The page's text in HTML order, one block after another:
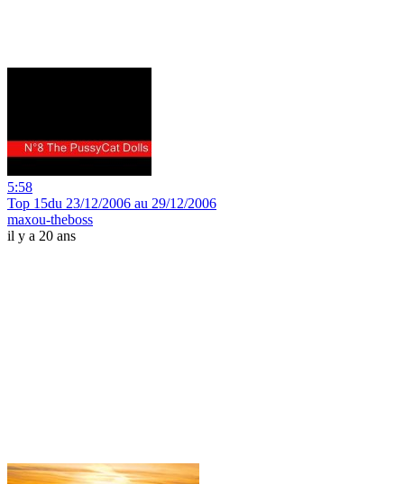
5:58
Top 15du 23/12/2006 au 29/12/2006
maxou-theboss
il y a 20 ans